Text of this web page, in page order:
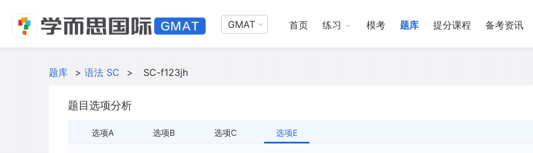
GMAT 首页 练习 模考 题库 提分课程 备考资讯
题库 > 语法 SC > SC-f123jh
题目选项分析
选项A 选项B 选项C 选项E